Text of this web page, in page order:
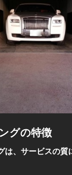
グの特徴
は、サービスの質